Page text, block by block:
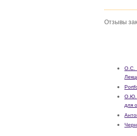
Отзывы
О.С.
О.Ю.
для